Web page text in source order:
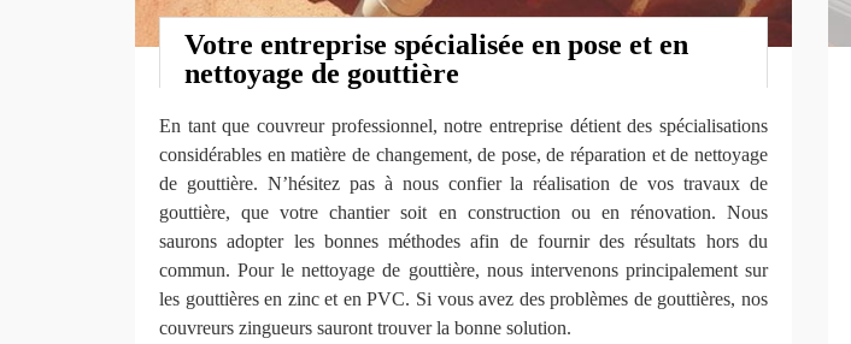
Votre entreprise spécialisée en pose et en
nettoyage de gouttière
En tant que couvreur professionnel, notre entreprise détient des spécialisations
considérables en matière de changement, de pose, de réparation et de nettoyage
de gouttière. N’hésitez pas à nous confier la réalisation de vos travaux de
gouttière, que votre chantier soit en construction ou en rénovation. Nous
saurons adopter les bonnes méthodes afin de fournir des résultats hors du
commun. Pour le nettoyage de gouttière, nous intervenons principalement sur
les gouttières en zinc et en PVC. Si vous avez des problèmes de gouttières, nos
couvreurs zingueurs sauront trouver la bonne solution.